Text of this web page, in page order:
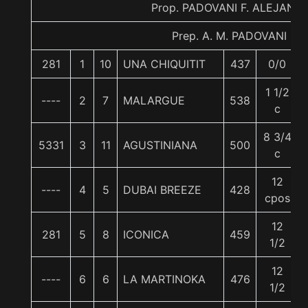
Prop. PADOVANI F.
Prep. A. M. PADOVANI F.
281 1 10 UNA CHIQUITIT 437 0/0
---- 2 7 MALARGUE 538
1 1/2
c
5331 3 11 AGUSTINIANA 500
8 3/4
c
---- 4 5 DUBAI BREEZE 428
12
cpos
281 5 8 ICONICA 459
12
1/2
---- 6 6 LA MARTINOKA 476
12
1/2